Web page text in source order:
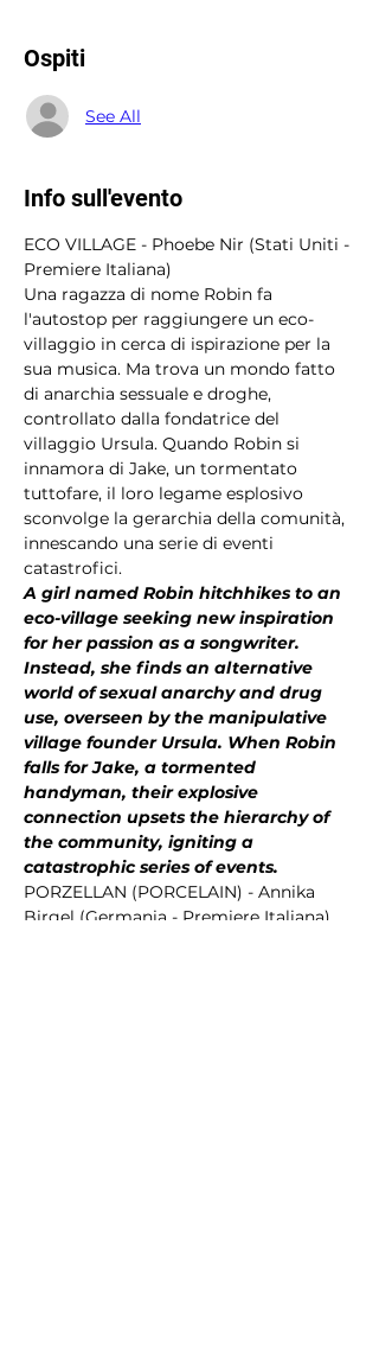
Ospiti
See All
Info sull'evento
ECO VILLAGE - Phoebe Nir (Stati Uniti -
Premiere Italiana)
Una ragazza di nome Robin fa
l'autostop per raggiungere un eco-
villaggio in cerca di ispirazione per la
sua musica. Ma trova un mondo fatto
di anarchia sessuale e droghe,
controllato dalla fondatrice del
villaggio Ursula. Quando Robin si
innamora di Jake, un tormentato
tuttofare, il loro legame esplosivo
sconvolge la gerarchia della comunità,
innescando una serie di eventi
catastrofici.
A girl named Robin hitchhikes to an
eco-village seeking new inspiration
for her passion as a songwriter.
Instead, she finds an alternative
world of sexual anarchy and drug
use, overseen by the manipulative
village founder Ursula. When Robin
falls for Jake, a tormented
handyman, their explosive
connection upsets the hierarchy of
the community, igniting a
catastrophic series of events.
PORZELLAN (PORCELAIN) - Annika
Birgel (Germania - Premiere Italiana)